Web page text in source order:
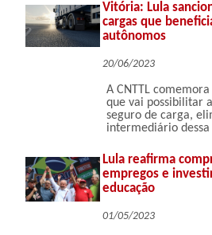
Vitória: Lula
cargas que
autônomos
20/06/2023
A CNTTL
que vai possibilitar
seguro de carga,
intermediário dessa
Lula reafirma
empregos e
educação
01/05/2023